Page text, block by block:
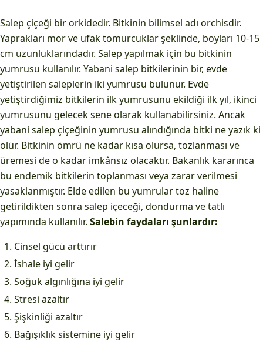
Salep çiçeği bir orkidedir. Bitkinin bilimsel adı orchisdir.
Yaprakları mor ve ufak tomurcuklar şeklinde, boyları 10-15
cm uzunluklarındadır. Salep yapılmak için bu bitkinin
yumrusu kullanılır. Yabani salep bitkilerinin bir, evde
yetiştirilen saleplerin iki yumrusu bulunur. Evde
yetiştirdiğimiz bitkilerin ilk yumrusunu ekildiği ilk yıl, ikinci
yumrusunu gelecek sene olarak kullanabilirsiniz. Ancak
yabani salep çiçeğinin yumrusu alındığında bitki ne yazık ki
ölür. Bitkinin ömrü ne kadar kısa olursa, tozlanması ve
üremesi de o kadar imkânsız olacaktır. Bakanlık kararınca
bu endemik bitkilerin toplanması veya zarar verilmesi
yasaklanmıştır. Elde edilen bu yumrular toz haline
getirildikten sonra salep içeceği, dondurma ve tatlı
yapımında kullanılır. Salebin faydaları şunlardır:
Cinsel gücü arttırır
İshale iyi gelir
Soğuk algınlığına iyi gelir
Stresi azaltır
Şişkinliği azaltır
Bağışıklık sistemine iyi gelir